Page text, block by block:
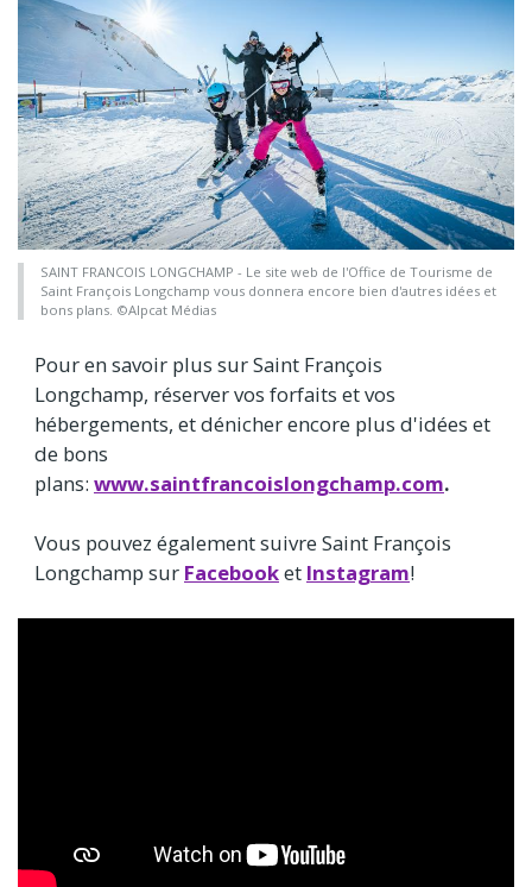
SAINT FRANCOIS LONGCHAMP - Le site web de l'Office de Tourisme de
Saint François Longchamp vous donnera encore bien d'autres idées et
bons plans. ©Alpcat Médias
Pour en savoir plus sur Saint François
Longchamp, réserver vos forfaits et vos
hébergements, et dénicher encore plus d'idées et
de bons
plans: www.saintfrancoislongchamp.com.
Vous pouvez également suivre Saint François
Longchamp sur Facebooket Instagram!